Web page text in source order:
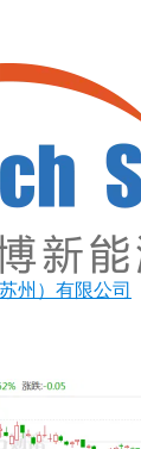
州）有限公司